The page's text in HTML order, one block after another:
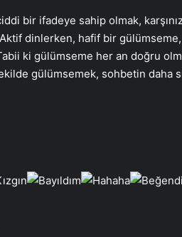
bir ifadeye sahip olmak,
dinlerken, hafif bir gülümseme,
ki gülümseme her an doğru
gülümsemek, sohbetin daha